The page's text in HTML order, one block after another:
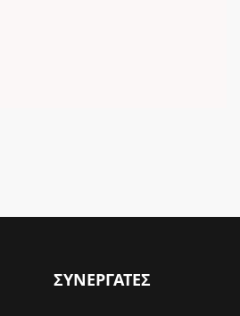
ΣΥΝΕΡΓΑΤΕΣ